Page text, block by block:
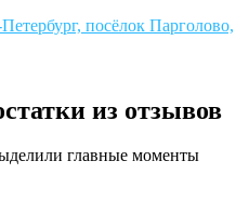
посёлок Парголово,
из отзывов
главные моменты